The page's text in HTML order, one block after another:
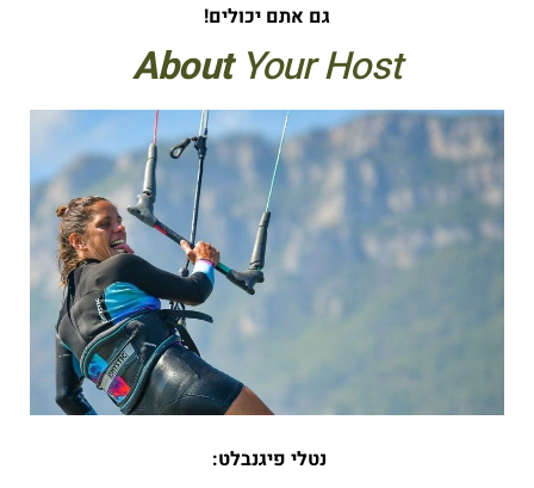
גם אתם יכולים!
AboutYour Host
נטלי פיגנבלט: